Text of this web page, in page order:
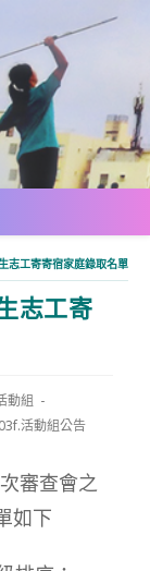
志工寄寄宿家庭錄取名單
志工寄
動組
活動組公告
審查會之
如下